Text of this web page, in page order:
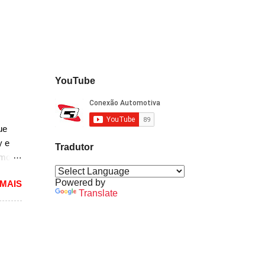
YouTube
Tradutor
Powered by
Translate
e
as